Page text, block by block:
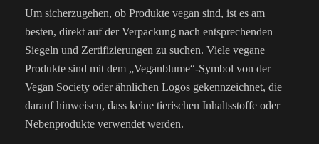
Um sicherzugehen, ob Produkte vegan sind, ist es am
besten, direkt auf der Verpackung nach entsprechenden
Siegeln und Zertifizierungen zu suchen. Viele vegane
Produkte sind mit dem „Veganblume“-Symbol von der
Vegan Society oder ähnlichen Logos gekennzeichnet, die
darauf hinweisen, dass keine tierischen Inhaltsstoffe oder
Nebenprodukte verwendet werden.